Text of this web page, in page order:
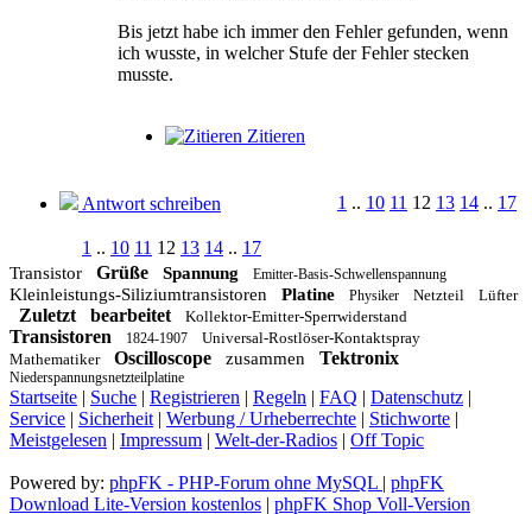
Bis jetzt habe ich immer den Fehler gefunden, wenn
ich wusste, in welcher Stufe der Fehler stecken
musste.
Zitieren
Antwort schreiben 1 .. 10 11 12 13 14 .. 17
1 .. 10 11 12 13 14 .. 17
Transistor Grüße Spannung Emitter-Basis-Schwellenspannung
Kleinleistungs-Siliziumtransistoren Platine Physiker Netzteil Lüfter
Zuletzt bearbeitet Kollektor-Emitter-Sperrwiderstand
Transistoren 1824-1907
Universal-Rostlöser-Kontaktspray
Mathematiker
Oscilloscope zusammen Tektronix
Niederspannungsnetzteilplatine
Startseite | Suche | Registrieren | Regeln | FAQ | Datenschutz |
Service | Sicherheit | Werbung / Urheberrechte | Stichworte |
Meistgelesen | Impressum | Welt-der-Radios | Off Topic
Powered by: phpFK - PHP-Forum ohne MySQL | phpFK
Download Lite-Version kostenlos | phpFK Shop Voll-Version